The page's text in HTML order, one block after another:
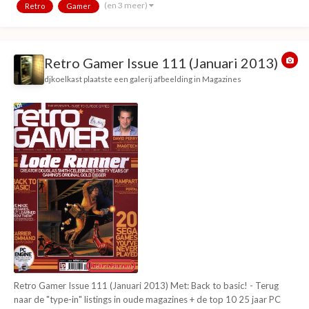
games you need to own" rubriek...
Retro Gamer (en 3 meer)
Retro Gamer Issue 111 (Januari 2013)
djkoelkast plaatste een galerij afbeelding in Magazines
Retro Gamer Issue 111 (Januari 2013) Met: Back to basic! - Terug
naar de "type-in" listings in oude magazines + de top 10 25 jaar PC